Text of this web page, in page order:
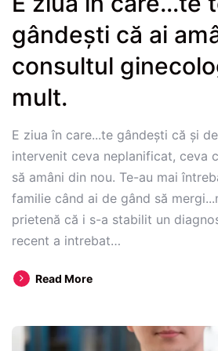
gândești că ai
consultul
mult.
E ziua în care...te gândești că și
intervenit ceva neplanificat, ceva
să amâni din nou. Te-au mai
familie când ai de gând să
prietenă că i s-a stabilit un
recent a intrebat…
Read More
care…